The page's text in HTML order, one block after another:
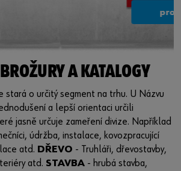
A KATALOGY
stará o určitý segment na trhu. U Názvu
a lepší orientaci určili
jasně určuje zameření divize. Například
údržba, instalace, kovozpracující
atd. DŘEVO - Truhláři, dřevostavby,
atd. STAVBA - hrubá stavba,